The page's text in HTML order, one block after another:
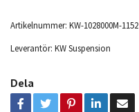
Artikelnummer: KW-1028000M-1152
Leverantör: KW Suspension
Dela